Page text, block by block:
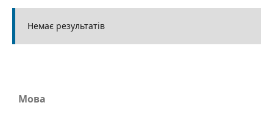
Немає результатів
Мова